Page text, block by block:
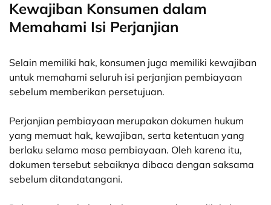
Kewajiban Konsumen dalam
Memahami Isi Perjanjian
Selain memiliki hak, konsumen juga memiliki kewajiban
untuk memahami seluruh isi perjanjian pembiayaan
sebelum memberikan persetujuan.
Perjanjian pembiayaan merupakan dokumen hukum
yang memuat hak, kewajiban, serta ketentuan yang
berlaku selama masa pembiayaan. Oleh karena itu,
dokumen tersebut sebaiknya dibaca dengan saksama
sebelum ditandatangani.